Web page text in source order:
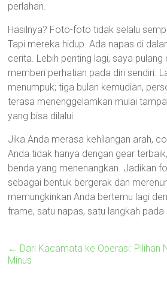
perlahan.
Hasilnya? Foto-foto tidak selalu
Tapi mereka hidup. Ada napas di
cerita. Lebih penting lagi, saya pulang
memberi perhatian pada diri sendiri.
menumpuk; tiga bulan kemudian,
terasa menenggelamkan mulai
yang bisa dilalui.
Jika Anda merasa kehilangan arah,
Anda tidak hanya dengan gear
benda yang menenangkan. Jadikan
sebagai bentuk bergerak dan
memungkinkan Anda bertemu lagi
frame, satu napas, satu langkah pada
← Dari Kacamata ke Operasi: Pilihan
Minus